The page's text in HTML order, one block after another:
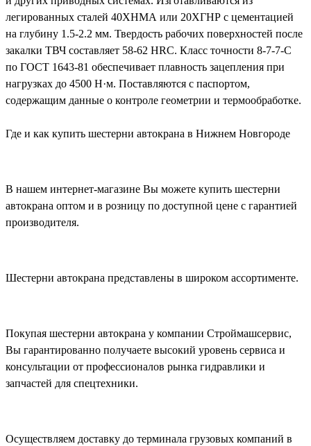
легированных сталей 40ХНМА или 20ХГНР с цементацией
на глубину 1.5-2.2 мм. Твердость рабочих поверхностей после
закалки ТВЧ составляет 58-62 HRC. Класс точности 8-7-7-С
по ГОСТ 1643-81 обеспечивает плавность зацепления при
нагрузках до 4500 Н·м. Поставляются с паспортом,
содержащим данные о контроле геометрии и термообработке.
Где и как купить шестерни автокрана в Нижнем Новгороде
В нашем интернет-магазине Вы можете купить шестерни
автокрана оптом и в розницу по доступной цене с гарантией
производителя.
Шестерни автокрана представлены в широком ассортименте.
Покупая шестерни автокрана у компании Строймашсервис,
Вы гарантированно получаете высокий уровень сервиса и
консультации от профессионалов рынка гидравлики и
запчастей для спецтехники.
Осуществляем доставку до терминала грузовых компаний в